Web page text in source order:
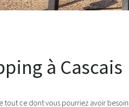
à Cascais
tout ce dont vous pourriez avoir